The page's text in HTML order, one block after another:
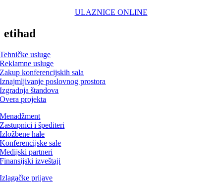
ULAZNICE ONLINE
etihad
Tehničke usluge
Reklamne usluge
Zakup konferencijskih sala
Iznajmljivanje poslovnog prostora
Izgradnja štandova
Overa projekta
Menadžment
Zastupnici i špediteri
Izložbene hale
Konferencijske sale
Medijski partneri
Finansijski izveštaji
Izlagačke prijave